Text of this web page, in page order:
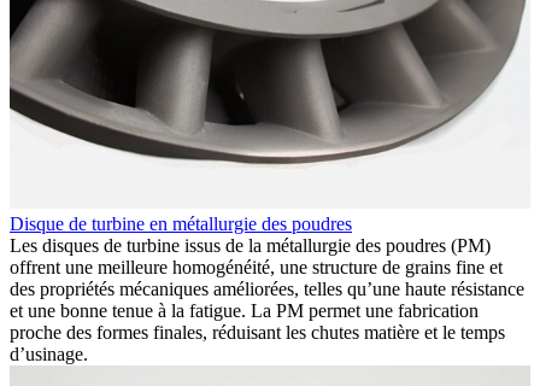
Disque de turbine en métallurgie des poudres
Les disques de turbine issus de la métallurgie des poudres (PM)
offrent une meilleure homogénéité, une structure de grains fine et
des propriétés mécaniques améliorées, telles qu’une haute résistance
et une bonne tenue à la fatigue. La PM permet une fabrication
proche des formes finales, réduisant les chutes matière et le temps
d’usinage.